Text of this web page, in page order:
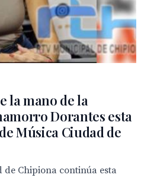
la mano de la
Dorantes esta
Música Ciudad de
de Chipiona continúa esta